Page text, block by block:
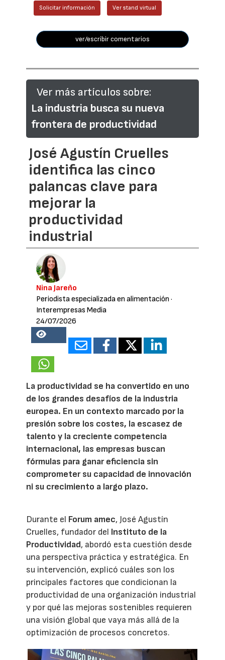
Solicitar información Ver stand virtual
ver/escribir comentarios
Ver más artículos sobre:
La industria busca su nueva
frontera de productividad
José Agustín Cruelles
identifica las cinco
palancas clave para
mejorar la
productividad
industrial
Nina Jareño
Periodista especializada en alimentación ·
Interempresas Media
24/07/2026
19988
La productividad se ha convertido en uno
de los grandes desafíos de la industria
europea. En un contexto marcado por la
presión sobre los costes, la escasez de
talento y la creciente competencia
internacional, las empresas buscan
fórmulas para ganar eficiencia sin
comprometer su capacidad de innovación
ni su crecimiento a largo plazo.
Durante el Forum amec, José Agustín
Cruelles, fundador del Instituto de la
Productividad, abordó esta cuestión desde
una perspectiva práctica y estratégica. En
su intervención, explicó cuáles son los
principales factores que condicionan la
productividad de una organización industrial
y por qué las mejoras sostenibles requieren
una visión global que vaya más allá de la
optimización de procesos concretos.